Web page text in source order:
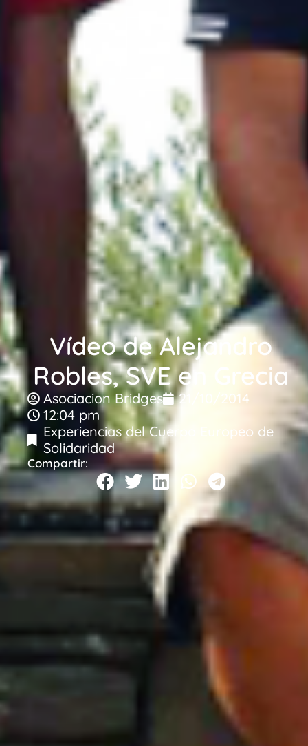
Vídeo de Alejandro
Robles, SVE en Grecia
Asociacion Bridges
21/10/2014
12:04 pm
Experiencias del Cuerpo Europeo de
Solidaridad
Compartir: